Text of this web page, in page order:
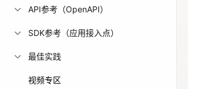
API参考（OpenAPI）
SDK参考（应用接入点）
最佳实践
视频专区